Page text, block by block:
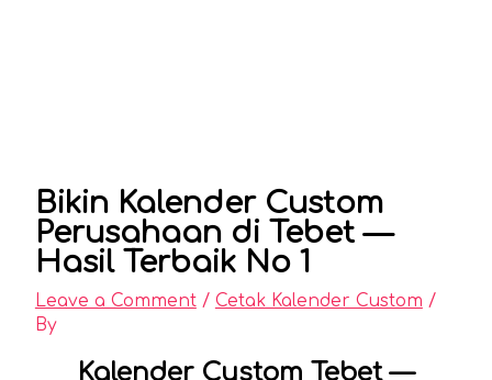
Bikin Kalender Custom
Perusahaan di Tebet —
Hasil Terbaik No 1
Leave a Comment / Cetak Kalender Custom /
By
Kalender Custom Tebet —